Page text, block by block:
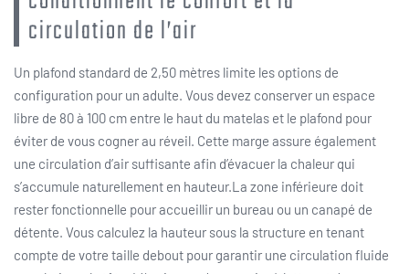
circulation de l’air
Un plafond standard de 2,50 mètres limite les options de
configuration pour un adulte. Vous devez conserver un espace
libre de 80 à 100 cm entre le haut du matelas et le plafond pour
éviter de vous cogner au réveil. Cette marge assure également
une circulation d’air suffisante afin d’évacuer la chaleur qui
s’accumule naturellement en hauteur.La zone inférieure doit
rester fonctionnelle pour accueillir un bureau ou un canapé de
détente. Vous calculez la hauteur sous la structure en tenant
compte de votre taille debout pour garantir une circulation fluide